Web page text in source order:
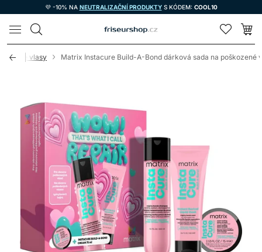
💜 -10% NA NEUTRALIZAČNÍ PRODUKTYS KÓDEM: COOL10
LOMAX
vlasy Matrix Instacure Build-A-Bond dárková sada na poškozené